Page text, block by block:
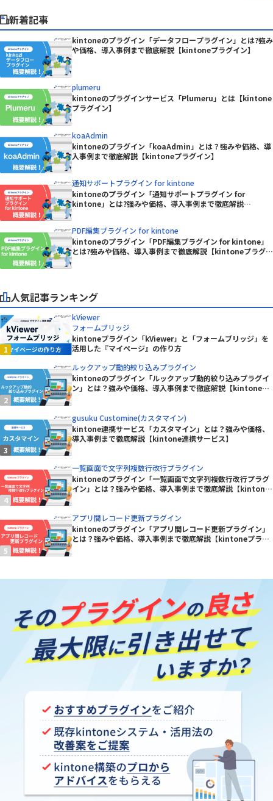
新着記事
kintoneのプラグイン「データフロープラグイン」とは?強み
や価格、導入事例まで徹底解説【kintoneプラグイン】
plumeru
kintoneのプラグインサービス「Plumeru」とは【kintone
プラグイン】
koaAdmin
kintoneのプラグイン「koaAdmin」とは？強みや価格、導
入事例まで徹底解説【kintoneプラグイン】
通知サポートプラグイン for kintone
kintoneのプラグイン「通知サポートプラグイン for
kintone」とは?強みや価格、導入事例まで徹底解説
PDF編集プラグイン for kintone
kintoneのプラグイン「PDF編集プラグイン for kintone」
とは?強みや価格、導入事例まで徹底解説【kintoneプラグイ
人気記事ランキング
kViewer
フォームブリッジ
kintoneプラグイン「kViewer」と「フォームブリッジ」を
活用した『マイページ』の作り方
ルックアップ動的絞り込みプラグイン
kintoneのプラグイン「ルックアップ動的絞り込みプラグイ
ン」とは？強みや価格、導入事例まで徹底解説【kintoneプ
gusuku Customine(カスタマイン)
kintone連携サービス「カスタマイン」とは？強みや価格、
導入事例まで徹底解説【kintone連携サービス】
一覧画面で文字列複数行改行プラグイン
kintoneのプラグイン「一覧画面で文字列複数行改行プラグ
イン」とは？強みや価格、導入事例まで徹底解説【kintone
アプリ間レコード更新プラグイン
kintoneのプラグイン「アプリ間レコード更新プラグイン」
とは？強みや価格、導入事例まで徹底解説【kintoneプラグ